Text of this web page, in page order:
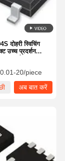
दोहरी स्विचिंग
उच्च प्रदर्शन
सुरक्षा के साथ
20/piece
अब बात करें